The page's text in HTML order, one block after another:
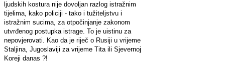
ljudskih kostura nije dovoljan razlog istražnim
tijelima, kako policiji - tako i tužiteljstvu i
istražnim sucima, za otpočinjanje zakonom
utvrđenog postupka istrage. To je uistinu za
nepovjerovati. Kao da je riječ o Rusiji u vrijeme
Staljina, Jugoslaviji za vrijeme Tita ili Sjevernoj
Koreji danas ?!